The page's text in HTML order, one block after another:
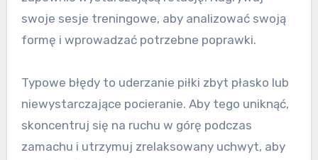
swoje sesje treningowe, aby analizować swoją
formę i wprowadzać potrzebne poprawki.
Typowe błędy to uderzanie piłki zbyt płasko lub
niewystarczające pocieranie. Aby tego uniknąć,
skoncentruj się na ruchu w górę podczas
zamachu i utrzymuj zrelaksowany uchwyt, aby